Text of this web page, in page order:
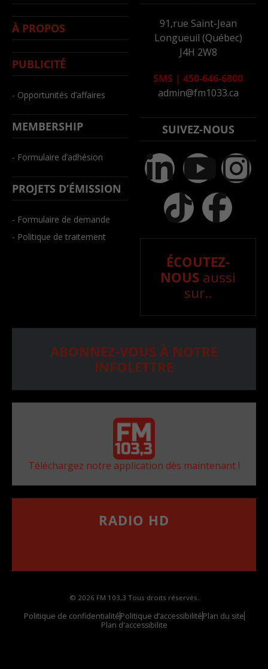
À PROPOS
PUBLICITÉ
- Opportunités d’affaires
MEMBERSHIP
- Formulaire d’adhésion
PROJETS D’ÉMISSION
- Formulaire de demande
- Politique de traitement
91,rue Saint-Jean
Longueuil (Québec)
J4H 2W8
SMS | 450-646-6800
admin@fm1033.ca
SUIVEZ-NOUS
ÉCOUTEZ-
NOUS aussi
sur..
ABONNEZ-VOUS À NOTRE
INFOLETTRE
Téléchargez notre application dès maintenant !
RADIO HD
© 2026 FM 103,3 Tous droits réservés.
Politique de confidentialitéPolitique d’accessibilitéPlan du site
Plan d'accessibilite